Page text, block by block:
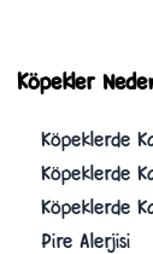
Köpekler
Köpeklerde
Köpeklerde
Köpeklerde
Pire Alerjisi